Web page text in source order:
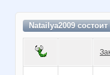
Natailya2009